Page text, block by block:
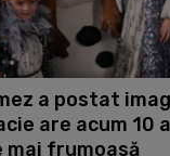
a postat
are acum 10
mai frumoasă